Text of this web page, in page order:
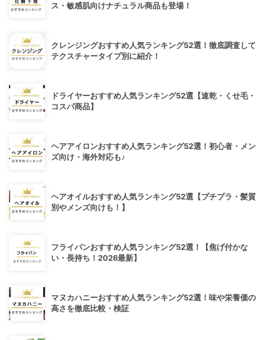
ス・敏感肌向けナチュラル商品も登場！
クレンジングおすすめ人気ランキング52選！徹底調査して
テクスチャータイプ別に紹介！
ドライヤーおすすめ人気ランキング52選【速乾・くせ毛・
コスパ商品】
ヘアアイロンおすすめ人気ランキング52選！初心者・メン
ズ向け・海外対応も♪
ヘアオイルおすすめ人気ランキング52選【プチプラ・髪質
別やメンズ向けも！】
フライパンおすすめ人気ランキング52選！【焦げ付かな
い・長持ち！2026最新】
マヌカハニーおすすめ人気ランキング52選！味や栄養価の
高さを徹底比較・検証